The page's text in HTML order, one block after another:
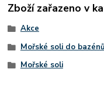
Zboží zařazeno v
Akce
Mořské soli do bazénů
Mořské soli